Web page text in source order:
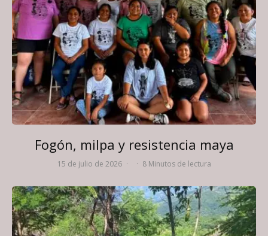
Fogón, milpa y resistencia maya
15 de julio de 2026 · · 8 Minutos de lectura